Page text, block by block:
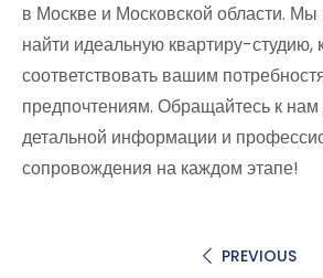
в Москве и Московской области.
найти идеальную квартиру-студию,
соответствовать вашим
предпочтениям. Обращайтесь к
детальной информации и
сопровождения на каждом этапе!
PREVIOUS